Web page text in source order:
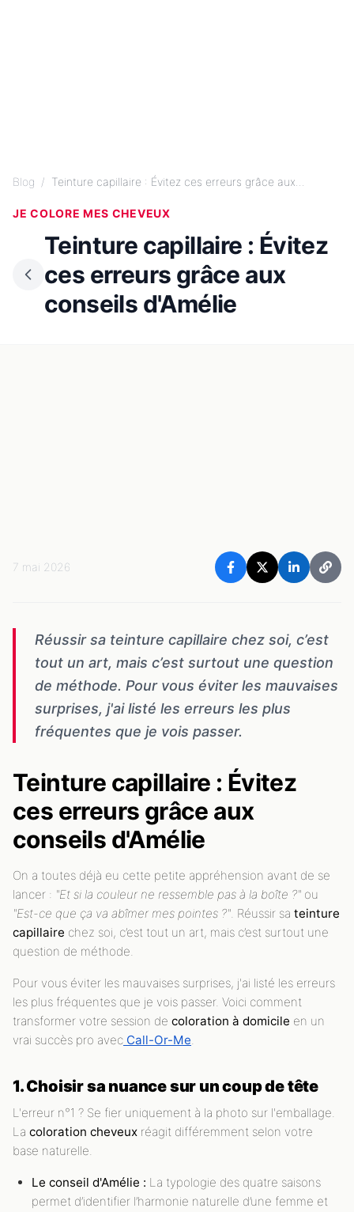
Blog / Teinture capillaire : Évitez ces erreurs grâce aux...
JE COLORE MES CHEVEUX
Teinture capillaire : Évitez
ces erreurs grâce aux
conseils d'Amélie
7 mai 2026
Réussir sa teinture capillaire chez soi, c’est
tout un art, mais c’est surtout une question
de méthode. Pour vous éviter les mauvaises
surprises, j'ai listé les erreurs les plus
fréquentes que je vois passer.
Teinture capillaire : Évitez
ces erreurs grâce aux
conseils d'Amélie
On a toutes déjà eu cette petite appréhension avant de se
lancer : "Et si la couleur ne ressemble pas à la boîte ?" ou
"Est-ce que ça va abîmer mes pointes ?" . Réussir sa teinture
capillaire chez soi, c’est tout un art, mais c’est surtout une
question de méthode.
Pour vous éviter les mauvaises surprises, j'ai listé les erreurs
les plus fréquentes que je vois passer. Voici comment
transformer votre session de coloration à domicile en un
vrai succès pro avec Call-Or-Me
1. Choisir sa nuance sur un coup de tête
L'erreur n°1 ? Se fier uniquement à la photo sur l'emballage.
La coloration cheveux réagit différemment selon votre
base naturelle.
Le conseil d'Amélie : La typologie des quatre saisons
permet d’identifier l’harmonie naturelle d’une femme et